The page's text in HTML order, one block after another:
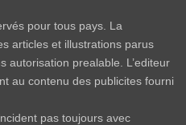
pour tous pays. La
articles et illustrations parus
autorisation prealable. L’editeur
au contenu des publicites fourni
pas toujours avec